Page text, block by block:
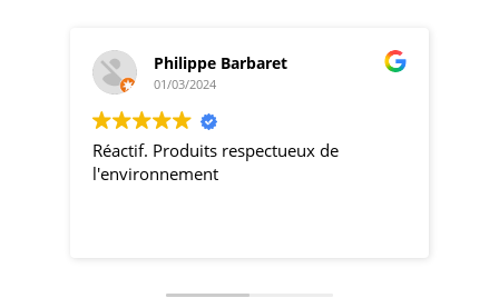
Philippe Barbaret
01/03/2024
Réactif. Produits respectueux de
l'environnement